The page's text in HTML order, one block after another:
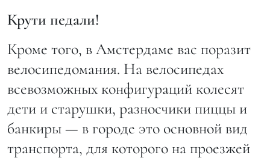
Крути педали!
Кроме того, в Амстердаме вас поразит
велосипедомания. На велосипедах
всевозможных конфигураций колесят
дети и старушки, разносчики пиццы и
банкиры — в городе это основной вид
транспорта, для которого на проезжей